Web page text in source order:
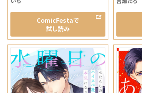
ComicFestaで
試し読み